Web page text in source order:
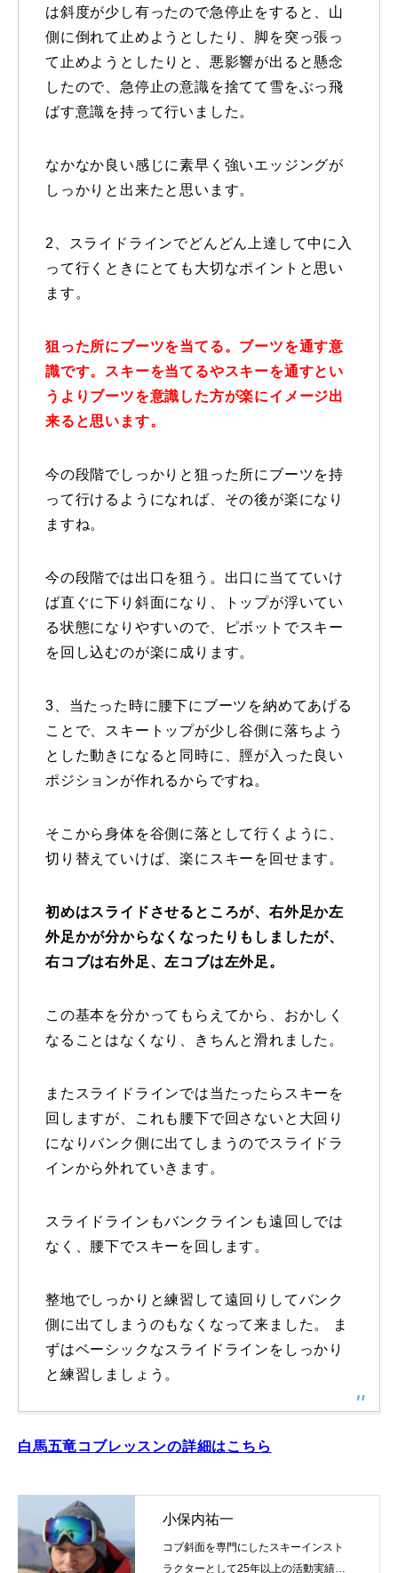
レッスン周辺に関して
お申し込みについて
動画で学ぶ
レッスン動画一覧
Movie
無料プレゼント動画
プレゼント付メルマガ
常時メルマガ
特定商取引法に基づく表記 プライバシーポリシー
は斜度が少し有ったので急停止をすると、山
側に倒れて止めようとしたり、脚を突っ張っ
て止めようとしたりと、悪影響が出ると懸念
したので、急停止の意識を捨てて雪をぶっ飛
ばす意識を持って行いました。
なかなか良い感じに素早く強いエッジングが
しっかりと出来たと思います。
2、スライドラインでどんどん上達して中に入
って行くときにとても大切なポイントと思い
ます。
狙った所にブーツを当てる。ブーツを通す意
識です。スキーを当てるやスキーを通すとい
うよりブーツを意識した方が楽にイメージ出
来ると思います。
今の段階でしっかりと狙った所にブーツを持
って行けるようになれば、その後が楽になり
ますね。
今の段階では出口を狙う。出口に当てていけ
ば直ぐに下り斜面になり、トップが浮いてい
る状態になりやすいので、ピボットでスキー
を回し込むのが楽に成ります。
3、当たった時に腰下にブーツを納めてあげる
ことで、スキートップが少し谷側に落ちよう
とした動きになると同時に、脛が入った良い
ポジションが作れるからですね。
そこから身体を谷側に落として行くように、
切り替えていけば、楽にスキーを回せます。
初めはスライドさせるところが、右外足か左
外足かが分からなくなったりもしましたが、
右コブは右外足、左コブは左外足。
この基本を分かってもらえてから、おかしく
なることはなくなり、きちんと滑れました。
またスライドラインでは当たったらスキーを
回しますが、これも腰下で回さないと大回り
になりバンク側に出てしまうのでスライドラ
インから外れていきます。
スライドラインもバンクラインも遠回しでは
なく、腰下でスキーを回します。
整地でしっかりと練習して遠回りしてバンク
側に出てしまうのもなくなって来ました。 ま
ずはベーシックなスライドラインをしっかり
と練習しましょう。
白馬五竜コブレッスンの詳細はこちら
小保内祐一
コブ斜面を専門にしたスキーインスト
ラクターとして25年以上の活動実績。